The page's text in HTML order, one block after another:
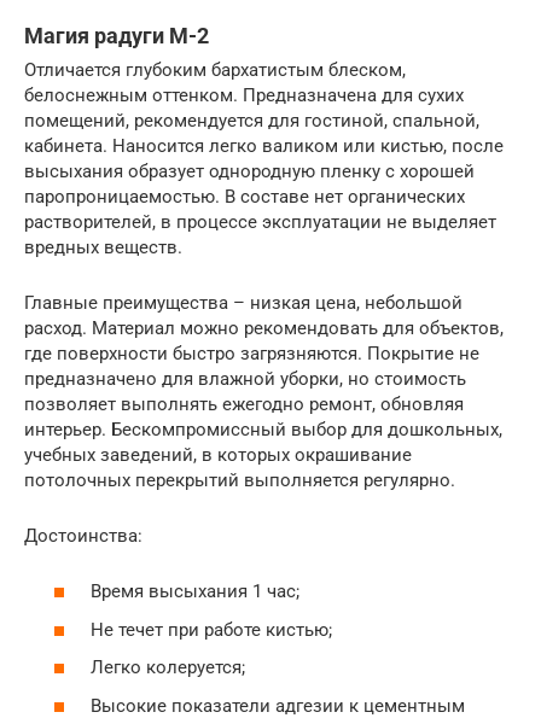
Магия радуги М-2
Отличается глубоким бархатистым блеском,
белоснежным оттенком. Предназначена для сухих
помещений, рекомендуется для гостиной, спальной,
кабинета. Наносится легко валиком или кистью, после
высыхания образует однородную пленку с хорошей
паропроницаемостью. В составе нет органических
растворителей, в процессе эксплуатации не выделяет
вредных веществ.
Главные преимущества – низкая цена, небольшой
расход. Материал можно рекомендовать для объектов,
где поверхности быстро загрязняются. Покрытие не
предназначено для влажной уборки, но стоимость
позволяет выполнять ежегодно ремонт, обновляя
интерьер. Бескомпромиссный выбор для дошкольных,
учебных заведений, в которых окрашивание
потолочных перекрытий выполняется регулярно.
Достоинства:
Время высыхания 1 час;
Не течет при работе кистью;
Легко колеруется;
Высокие показатели адгезии к цементным